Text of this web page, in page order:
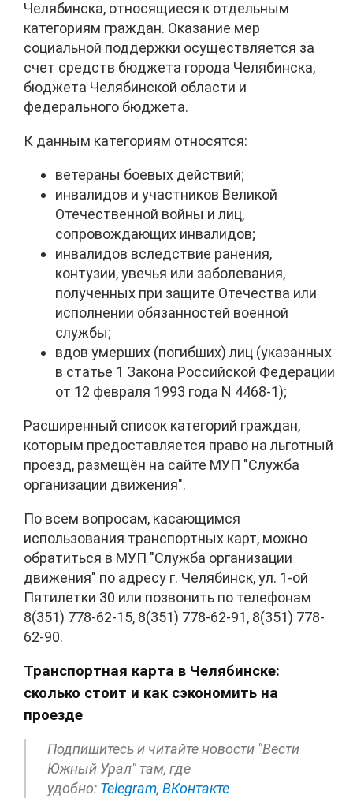
Челябинска, относящиеся к отдельным
категориям граждан. Оказание мер
социальной поддержки осуществляется за
счет средств бюджета города Челябинска,
бюджета Челябинской области и
федерального бюджета.
К данным категориям относятся:
ветераны боевых действий;
инвалидов и участников Великой
Отечественной войны и лиц,
сопровождающих инвалидов;
инвалидов вследствие ранения,
контузии, увечья или заболевания,
полученных при защите Отечества или
исполнении обязанностей военной
службы;
вдов умерших (погибших) лиц (указанных
в статье 1 Закона Российской Федерации
от 12 февраля 1993 года N 4468-1);
Расширенный список категорий граждан,
которым предоставляется право на льготный
проезд, размещён на сайте МУП "Служба
организации движения".
По всем вопросам, касающимся
использования транспортных карт, можно
обратиться в МУП "Служба организации
движения" по адресу г. Челябинск, ул. 1-ой
Пятилетки 30 или позвонить по телефонам
8(351) 778-62-15, 8(351) 778-62-91, 8(351) 778-
62-90.
Транспортная карта в Челябинске:
сколько стоит и как сэкономить на
проезде
Подпишитесь и читайте новости "Вести
Южный Урал" там, где
удобно: Telegram, ВКонтакте